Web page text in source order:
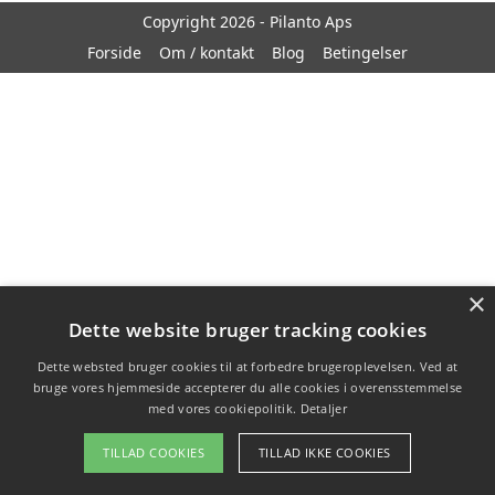
Copyright 2026 - Pilanto Aps
Forside
Om / kontakt Blog Betingelser
×
Dette website bruger tracking cookies
Dette websted bruger cookies til at forbedre brugeroplevelsen. Ved at
bruge vores hjemmeside accepterer du alle cookies i overensstemmelse
med vores cookiepolitik. Detaljer
TILLAD COOKIES TILLAD IKKE COOKIES